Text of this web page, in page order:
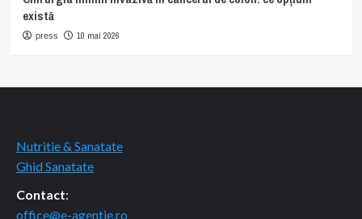
există
press 10 mai 2026
Nutritie & Sanatate
Ghid Sanatate
Contact:
office@e-agentie.ro